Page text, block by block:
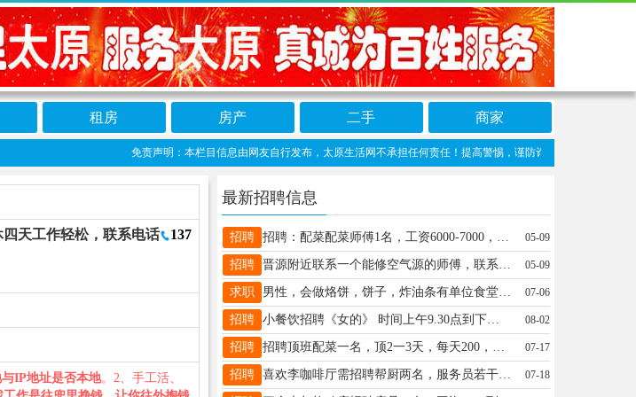
租房 房产 二手 商家
免责声明：本栏目信息由网友自行发布，太原生活网不承担任何责任！提高警惕，谨防诈骗！做推广、做信息
天工作轻松，联系电话
137
IP地址是否本地。2、手工活、
最新招聘信息
招聘 招聘：配菜配菜师傅1名，工资6000-7000，看能力，小饭店一炒一配，吃苦耐劳的优先，服务员2名，工资3500-4000 电话：15303512150 地址：千峰路南内环街口 05-09
招聘 晋源附近联系一个能修空气源的师傅，联系15135133112 05-09
求职 男性，会做烙饼，饼子，炸油条有单位食堂需要的电话联系15035140797 07-06
招聘 小餐饮招聘《女的》 时间上午9.30点到下午5.30点 全太原，具体事宜电话联系13994511018张 08-02
招聘 招聘顶班配菜一名，顶2一3天，每天200，地址，尖草坪区，龙康南街，联系电话，13593132801 07-17
招聘 喜欢李咖啡厅需招聘帮厨两名，服务员若干名 地址中央公园南门(幼儿园斜对面),工资面议 联系电话:15835830333 07-18